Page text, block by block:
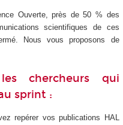
Ouverte, près de 50 % des
scientifiques de ces
Nous vous proposons de
chercheurs qui
sprint :
repérer vos publications HAL